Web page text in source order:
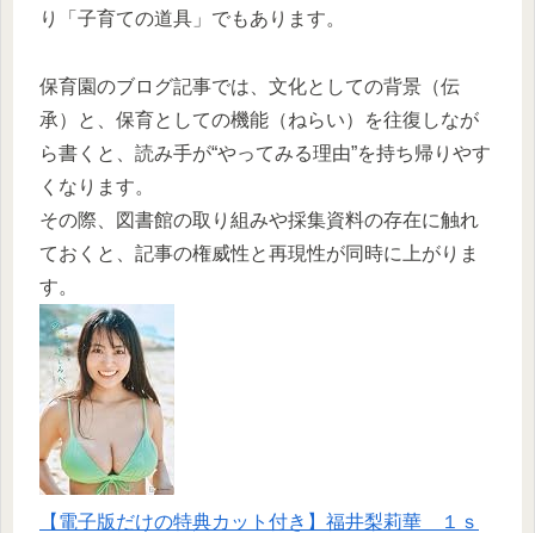
り「子育ての道具」でもあります。
保育園のブログ記事では、文化としての背景（伝
承）と、保育としての機能（ねらい）を往復しなが
ら書くと、読み手が“やってみる理由”を持ち帰りやす
くなります。​
その際、図書館の取り組みや採集資料の存在に触れ
ておくと、記事の権威性と再現性が同時に上がりま
す。​
【電子版だけの特典カット付き】福井梨莉華 １ｓ